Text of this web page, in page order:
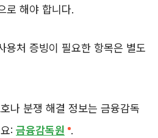
로 해야 합니다.
용처 증빙이 필요한 항목은 별도
나 분쟁 해결 정보는 금융감독
: 금융감독원 .